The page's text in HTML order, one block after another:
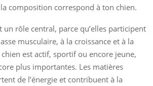
composition correspond à ton chien.
un rôle central, parce qu’elles participent
musculaire, à la croissance et à la
est actif, sportif ou encore jeune,
plus importantes. Les matières
de l’énergie et contribuent à la